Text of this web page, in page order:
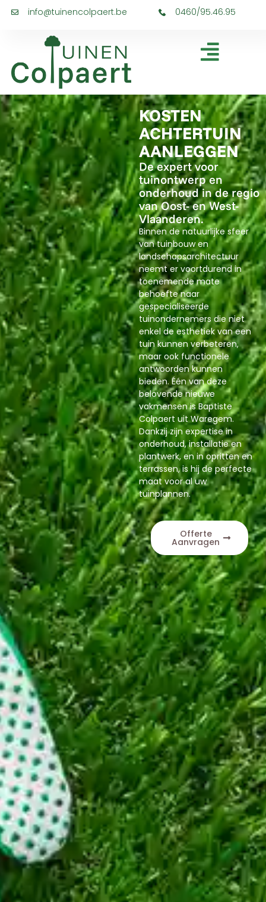
info@tuinencolpaert.be 0460/95.46.95
KOSTEN
ACHTERTUIN
AANLEGGEN
De expert voor
tuinontwerp en
onderhoud in de regio
van Oost- en West-
Vlaanderen.
Binnen de natuurlijke sfeer
van tuinbouw en
landschapsarchitectuur
neemt er voortdurend in
toenemende mate
behoefte naar
gespecialiseerde
tuinondernemers die niet
enkel de esthetiek van een
tuin kunnen verbeteren,
maar ook functionele
antwoorden kunnen
bieden. Één van deze
belovende nieuwe
vakmensen is Baptiste
Colpaert uit Waregem.
Dankzij zijn expertise in
onderhoud, installatie en
plantwerk, en in opritten en
terrassen, is hij de perfecte
maat voor al uw
tuinplannen.
Offerte
Aanvragen